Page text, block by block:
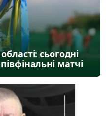
сьогодні
матчі